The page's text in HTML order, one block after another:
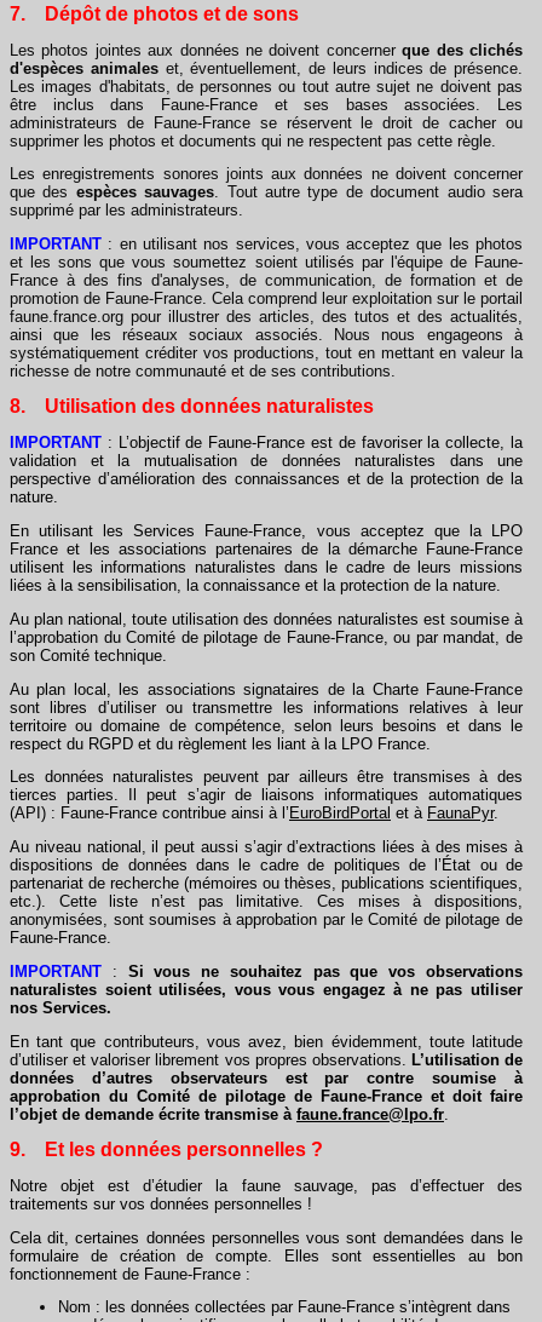
7. Dépôt de photos et de sons
Les photos jointes aux données ne doivent concernerque des clichés
d'espèces animaleset, éventuellement, de leurs indices de présence.
Les images d'habitats, de personnes ou tout autre sujet ne doivent pas
être inclus dans Faune-France et ses bases associées. Les
administrateurs de Faune-France se réservent le droit de cacher ou
supprimer les photos et documents qui ne respectent pas cette règle.
Les enregistrements sonores joints aux données ne doivent concerner
que des espèces sauvages. Tout autre type de document audio sera
supprimé par les administrateurs.
IMPORTANT : en utilisant nos services, vous acceptez que les photos
et les sons que vous soumettez soient utilisés par l'équipe de Faune-
France à des fins d'analyses, de communication, de formation et de
promotion de Faune-France. Cela comprend leur exploitation sur le portail
faune.france.org pour illustrer des articles, des tutos et des actualités,
ainsi que les réseaux sociaux associés. Nous nous engageons à
systématiquement créditer vos productions, tout en mettant en valeur la
richesse de notre communauté et de ses contributions.
8. Utilisation des données naturalistes
IMPORTANT : L’objectif de Faune-France est de favoriser la collecte, la
validation et la mutualisation de données naturalistes dans une
perspective d’amélioration des connaissances et de la protection de la
nature.
En utilisant les Services Faune-France, vous acceptez que la LPO
France et les associations partenaires de la démarche Faune-France
utilisent les informations naturalistes dans le cadre de leurs missions
liées à la sensibilisation, la connaissance et la protection de la nature.
Au plan national, toute utilisation des données naturalistes est soumise à
l’approbation du Comité de pilotage de Faune-France, ou par mandat, de
son Comité technique.
Au plan local, les associations signataires de la Charte Faune-France
sont libres d’utiliser ou transmettre les informations relatives à leur
territoire ou domaine de compétence, selon leurs besoins et dans le
respect du RGPD et du règlement les liant à la LPO France.
Les données naturalistes peuvent par ailleurs être transmises à des
tierces parties. Il peut s’agir de liaisons informatiques automatiques
(API) : Faune-France contribue ainsi à l’ EuroBirdPortal et à FaunaPyr.
Au niveau national, il peut aussi s’agir d’extractions liées à des mises à
dispositions de données dans le cadre de politiques de l’État ou de
partenariat de recherche (mémoires ou thèses, publications scientifiques,
etc.). Cette liste n’est pas limitative. Ces mises à dispositions,
anonymisées, sont soumises à approbation par le Comité de pilotage de
Faune-France.
IMPORTANT
: Si vous ne souhaitez pas que vos observations
naturalistes soient utilisées, vous vous engagez à ne pas utiliser
nos Services.
En tant que contributeurs, vous avez, bien évidemment, toute latitude
d’utiliser et valoriser librement vos propres observations.
L’utilisation de
données d’autres observateurs est par contre soumise à
approbation du Comité de pilotage de Faune-France et doit faire
l’objet de demande écrite transmise à faune.france@lpo.fr
9. Et les données personnelles ?
Notre objet est d’étudier la faune sauvage, pas d’effectuer des
traitements sur vos données personnelles !
Cela dit, certaines données personnelles vous sont demandées dans le
formulaire de création de compte. Elles sont essentielles au bon
fonctionnement de Faune-France :
Nom : les données collectées par Faune-France s’intègrent dans